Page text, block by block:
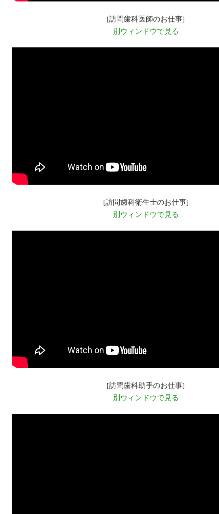
[訪問歯科医師のお仕事]
別ウィンドウで見る
[訪問歯科衛生士のお仕事]
別ウィンドウで見る
[訪問歯科助手のお仕事]
別ウィンドウで見る